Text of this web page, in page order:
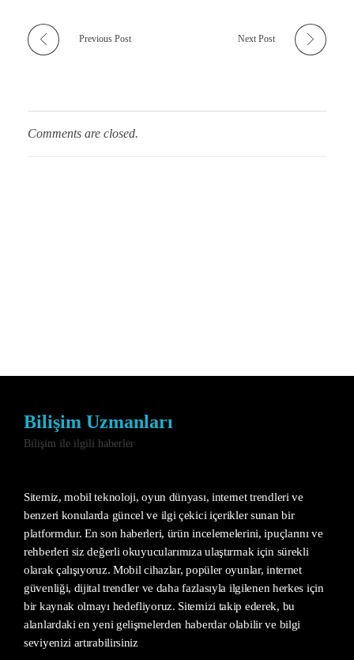
Previous Post Next Post
Comments are closed.
Bilişim Uzmanları
Bilişim ile ilgili haberler
Sitemiz, mobil teknoloji, oyun dünyası, internet trendleri ve
benzeri konularda güncel ve ilgi çekici içerikler sunan bir
platformdur. En son haberleri, ürün incelemelerini, ipuçlarını ve
rehberleri siz değerli okuyucularımıza ulaştırmak için sürekli
olarak çalışıyoruz. Mobil cihazlar, popüler oyunlar, internet
güvenliği, dijital trendler ve daha fazlasıyla ilgilenen herkes için
bir kaynak olmayı hedefliyoruz. Sitemizi takip ederek, bu
alanlardaki en yeni gelişmelerden haberdar olabilir ve bilgi
seviyenizi artırabilirsiniz